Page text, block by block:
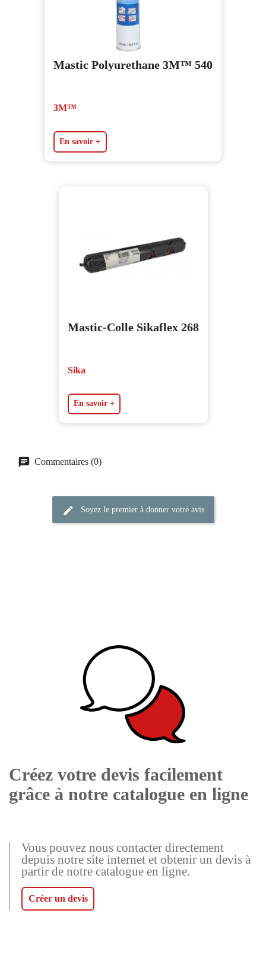
Mastic Polyurethane 3M™ 540
3M™
En savoir +
Mastic-Colle Sikaflex 268
Sika
En savoir +
Commentaires (0)
Soyez le premier à donner votre avis
Créez votre devis facilement
grâce à notre catalogue en ligne
Vous pouvez nous contacter directement
depuis notre site internet et obtenir un devis à
partir de notre catalogue en ligne.
Créer un devis